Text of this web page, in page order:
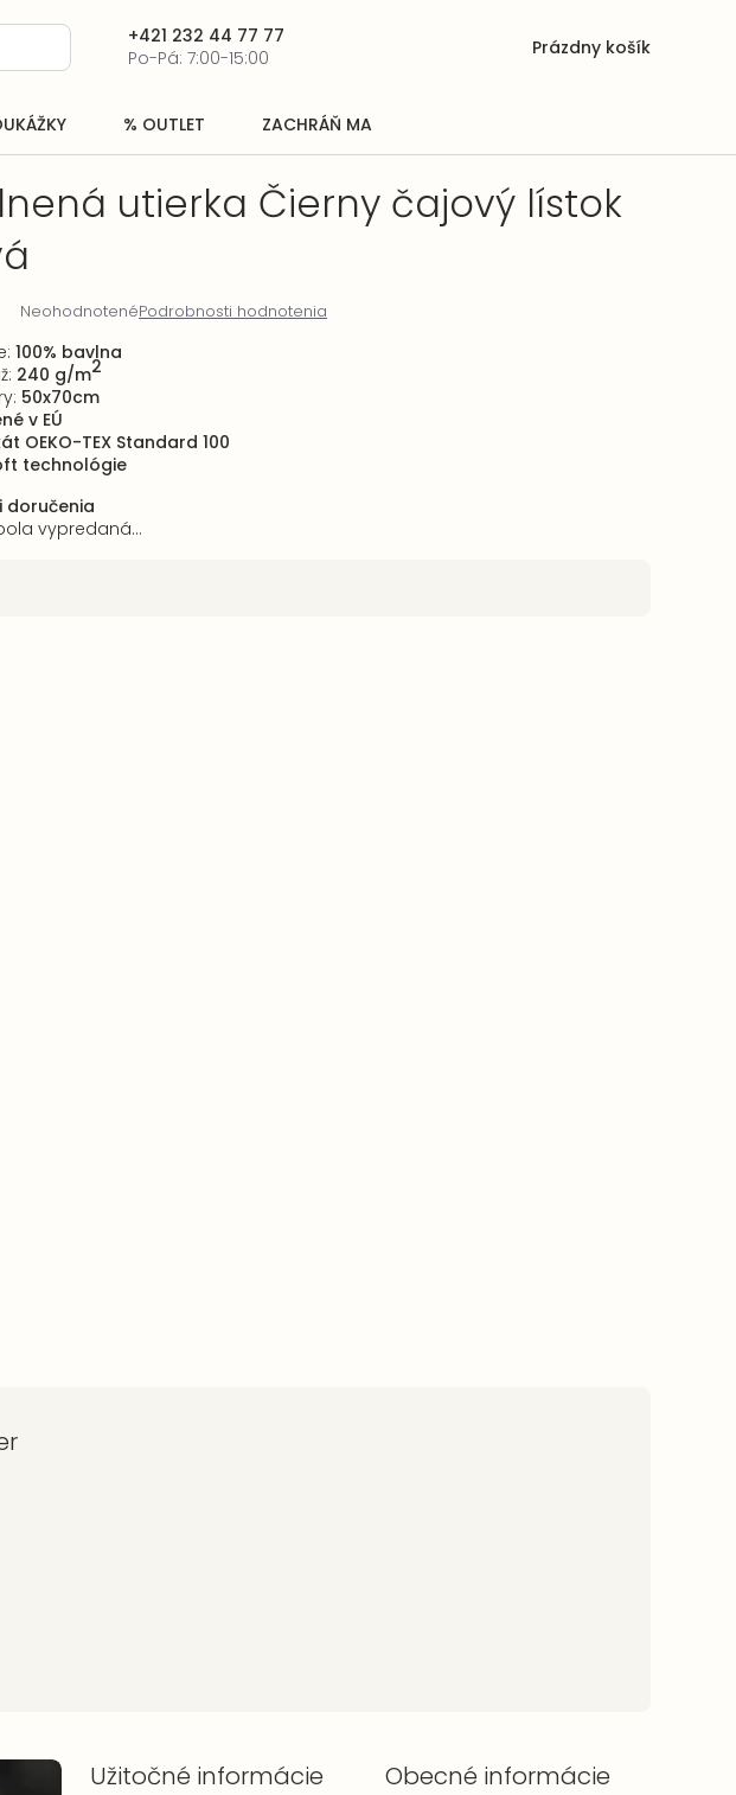
+421 232 44 77 77
Po-Pá: 7:00-15:00
Nákupný
Prázdny košík
% OUTLET ZACHRÁŇ MA
utierka Čierny čajový lístok
NeohodnotenéPodrobnosti hodnotenia
doručenia
vypredaná…
100% bavlna
240 g/m2
50x70cm
v EÚ
OEKO-TEX Standard 100
technológie
Užitočné informácie Obecné informácie